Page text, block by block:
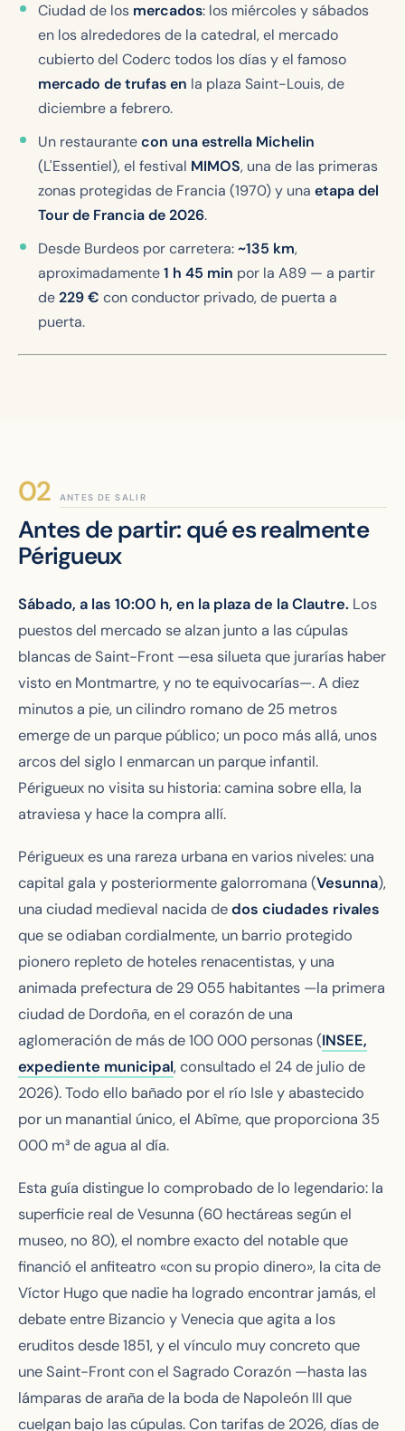
Ciudad de los mercados: los miércoles y sábados
en los alrededores de la catedral, el mercado
cubierto del Coderc todos los días y el famoso
mercado de trufas en la plaza Saint-Louis, de
diciembre a febrero.
Un restaurantecon una estrella Michelin
(L'Essentiel), el festival MIMOS, una de las primeras
zonas protegidas de Francia (1970) y una etapa del
Tour de Francia de 2026.
Desde Burdeos por carretera:~135 km,
aproximadamente1 h 45 min por la A89 — a partir
de229€ con conductor privado, de puerta a
puerta.
ANTES DE SALIR
Antes de partir: qué es realmente
Périgueux
Sábado, a las 10:00 h, en la plaza de la Clautre. Los
puestos del mercado se alzan junto a las cúpulas
blancas de Saint-Front —esa silueta que jurarías haber
visto en Montmartre, y no te equivocarías—. A diez
minutos a pie, un cilindro romano de 25 metros
emerge de un parque público; un poco más allá, unos
arcos del siglo I enmarcan un parque infantil.
Périgueux no visita su historia: camina sobre ella, la
atraviesa y hace la compra allí.
Périgueux es una rareza urbana en varios niveles: una
capital gala y posteriormente galorromana (Vesunna),
una ciudad medieval nacida dedos ciudades rivales
que se odiaban cordialmente, un barrio protegido
pionero repleto de hoteles renacentistas, y una
animada prefectura de 29 055 habitantes —la primera
ciudad de Dordoña, en el corazón de una
aglomeración de más de 100 000 personas (INSEE,
expediente municipal, consultado el 24 de julio de
2026). Todo ello bañado por el río Isle y abastecido
por un manantial único, el Abîme, que proporciona 35
000 m³ de agua al día.
Esta guía distingue lo comprobado de lo legendario: la
superficie real de Vesunna (60 hectáreas según el
museo, no 80), el nombre exacto del notable que
financió el anfiteatro «con su propio dinero», la cita de
Víctor Hugo que nadie ha logrado encontrar jamás, el
debate entre Bizancio y Venecia que agita a los
eruditos desde 1851, y el vínculo muy concreto que
une Saint-Front con el Sagrado Corazón —hasta las
lámparas de araña de la boda de Napoleón III que
cuelgan bajo las cúpulas. Con tarifas de 2026, días de